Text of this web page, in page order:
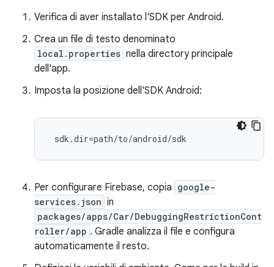
Verifica di aver installato l'SDK per Android.
Crea un file di testo denominato
local.properties nella directory principale
dell'app.
Imposta la posizione dell'SDK Android:
sdk.dir=path/to/android/sdk
Per configurare Firebase, copia google-
services.json in
packages/apps/Car/DebuggingRestrictionCont
roller/app . Gradle analizza il file e configura
automaticamente il resto.